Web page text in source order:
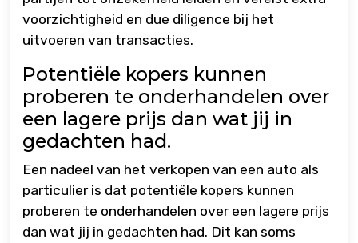
voorzichtigheid en due diligence bij het
uitvoeren van transacties.
Potentiële kopers kunnen
proberen te onderhandelen over
een lagere prijs dan wat jij in
gedachten had.
Een nadeel van het verkopen van een auto als
particulier is dat potentiële kopers kunnen
proberen te onderhandelen over een lagere prijs
dan wat jij in gedachten had. Dit kan soms